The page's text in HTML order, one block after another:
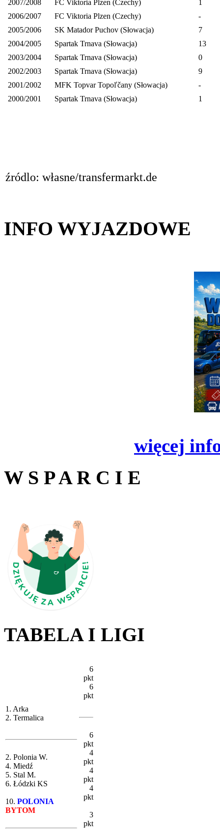
2007/2008 FC Viktoria Plzen (Czechy)
1
2006/2007
FC Viktoria Plzen (Czechy)
-
2005/2006
SK Matador Puchov (Słowacja)
7
2004/2005
Spartak Trnava (Słowacja)
13
2003/2004
Spartak Trnava (Słowacja)
0
2002/2003
Spartak Trnava (Słowacja)
9
2001/2002
MFK Topvar Topoľčany (Słowacja)
-
2000/2001
Spartak Trnava (Słowacja) 1
źródlo: własne/transfermarkt.de
INFO WYJAZDOWE
więcej
W S P A R C I E
TABELA I LIGI
1. Arka
2. Termalica
2. Polonia W.
4. Miedź
5. Stal M.
6. Łódzki KS
10. POLONIA
BYTOM
6
pkt
6
pkt
6
pkt
4
pkt
4
pkt
4
pkt
3
pkt